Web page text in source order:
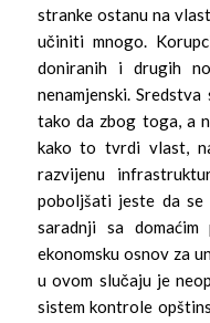
stranke ostanu na
učiniti mnogo.
doniranih i drugih
nenamjenski.
tako da zbog toga, a
kako to tvrdi vlast,
razvijenu
poboljšati jeste da
saradnji sa domaćim
ekonomsku osnov za
u ovom slučaju je
sistem kontrole